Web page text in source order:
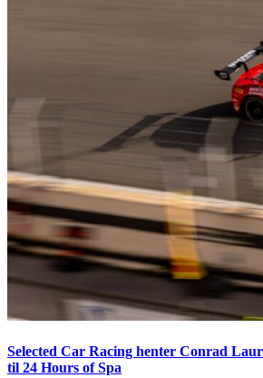
Selected Car Racing henter Conrad
til 24 Hours of Spa